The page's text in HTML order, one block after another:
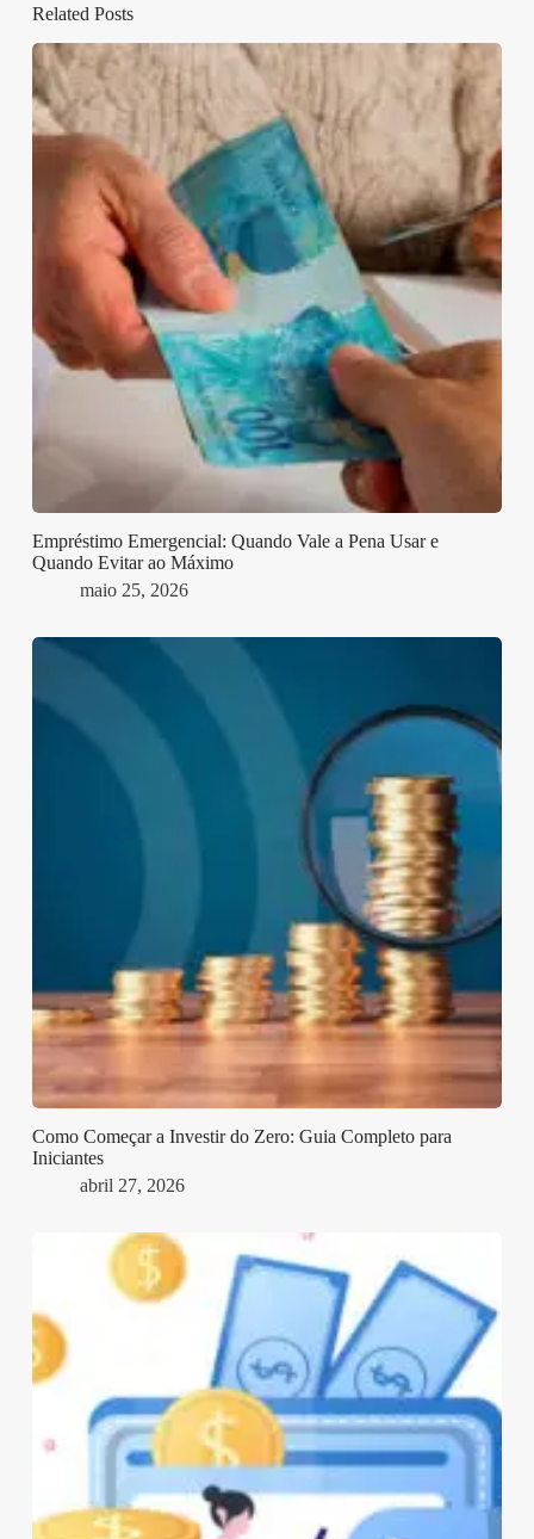
Related Posts
Empréstimo Emergencial: Quando Vale a Pena Usar e
Quando Evitar ao Máximo
maio 25, 2026
Como Começar a Investir do Zero: Guia Completo para
Iniciantes
abril 27, 2026